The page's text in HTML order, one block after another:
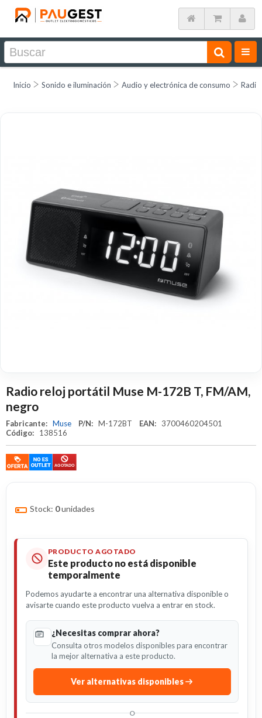
Inicio Sonido e iluminación Audio y electrónica de consumo Radio
Radio reloj portátil Muse M-172B T, FM/AM,
negro
Fabricante: Muse P/N: M-172BT EAN:
3700460204501
Código:
138516
Stock: 0unidades
PRODUCTO AGOTADO
Este producto no está disponible
temporalmente
Podemos ayudarte a encontrar una alternativa disponible o
avisarte cuando este producto vuelva a entrar en stock.
¿Necesitas comprar ahora?
Consulta otros modelos disponibles para encontrar
la mejor alternativa a este producto.
Ver alternativas disponibles
O